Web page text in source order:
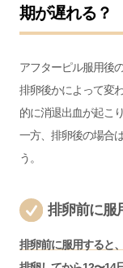
期が遅れる？
アフターピル服用後
排卵後かによって変
的に消退出血が起こ
一方、排卵後の場合
う。
排卵前に服
排卵前に服用すると